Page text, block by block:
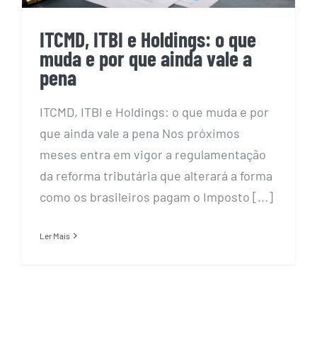
ITCMD, ITBI e Holdings: o que
muda e por que ainda vale a
pena
ITCMD, ITBI e Holdings: o que muda e por
que ainda vale a pena Nos próximos
meses entra em vigor a regulamentação
da reforma tributária que alterará a forma
como os brasileiros pagam o Imposto [...]
Ler Mais